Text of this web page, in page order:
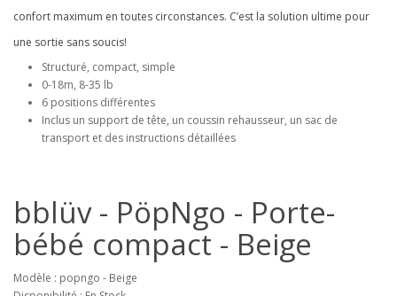
confort maximum en toutes circonstances. C’est la solution ultime pour
une sortie sans soucis!
Structuré, compact, simple
0-18m, 8-35 lb
6 positions différentes
Inclus un support de tête, un coussin rehausseur, un sac de
transport et des instructions détaillées
bblüv - PöpNgo - Porte-
bébé compact - Beige
Modèle : popngo - Beige